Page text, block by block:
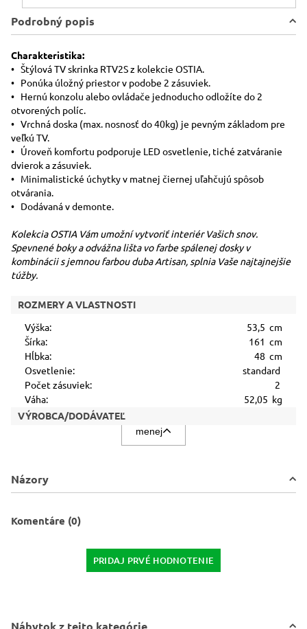
Podrobný popis
Charakteristika:
• Štýlová TV skrinka RTV2S z kolekcie OSTIA.
• Ponúka úložný priestor v podobe 2 zásuviek.
• Hernú konzolu alebo ovládače jednoducho odložíte do 2
otvorených políc.
• Vrchná doska (max. nosnosť do 40kg) je pevným základom pre
veľkú TV.
• Úroveň komfortu podporuje LED osvetlenie, tiché zatváranie
dvierok a zásuviek.
• Minimalistické úchytky v matnej čiernej uľahčujú spôsob
otvárania.
• Dodávaná v demonte.
Kolekcia OSTIA Vám umožní vytvoriť interiér Vašich snov.
Spevnené boky a odvážna lišta vo farbe spálenej dosky v
kombinácii s jemnou farbou duba Artisan, splnia Vaše najtajnejšie
túžby.
ROZMERY A VLASTNOSTI
Výška:
53,5 cm
Šírka:
161 cm
Hĺbka:
48 cm
Osvetlenie:
standard
Počet zásuviek:
2
Váha:
52,05 kg
VÝROBCA/DODÁVATEĽ
menej
Názory
Komentáre (0)
PRIDAJ PRVÉ HODNOTENIE
Nábytok z tejto kategórie